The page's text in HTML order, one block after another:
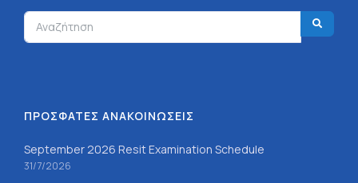
ΠΡΟΣΦΑΤΕΣ ΑΝΑΚΟΙΝΩΣΕΙΣ
September 2026 Resit Examination Schedule
31/7/2026